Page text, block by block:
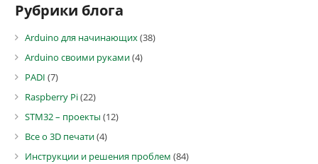
Рубрики блога
Arduino для начинающих(38)
Arduino своими руками(4)
PADI (7)
Raspberry Pi(22)
STM32 – проекты (12)
Все о 3D печати(4)
Инструкции и решения проблем (84)